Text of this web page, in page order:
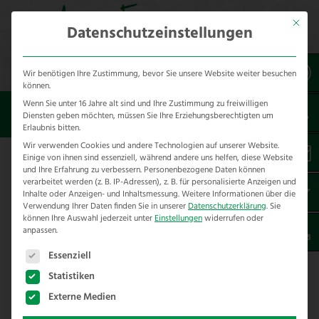
Sie sind hier:Allgemein
Zaunbauschulungen für
Zoo – Tierpark – Forstamt – Wildtierhalter
Zaunbauschulungen für Zoo –
Tierpark – Forstamt –
Wildtierhalter
Zaunbauschulungen für Zoo – Tierpark
– Forstamt – Wildtierhalter
Zaunbauschulungen für Verbände, Tierparks,
Mit
Datenschutzeinstellungen
Wir benötigen Ihre Zustimmung, bevor Sie unsere Website weiter besuchen
können.
Wenn Sie unter 16 Jahre alt sind und Ihre Zustimmung zu freiwilligen
Diensten geben möchten, müssen Sie Ihre Erziehungsberechtigten um
Erlaubnis bitten.
Wir verwenden Cookies und andere Technologien auf unserer Website.
Einige von ihnen sind essenziell, während andere uns helfen, diese Website
und Ihre Erfahrung zu verbessern. Personenbezogene Daten können
verarbeitet werden (z. B. IP-Adressen), z. B. für personalisierte Anzeigen und
Inhalte oder Anzeigen- und Inhaltsmessung.Weitere Informationen über die
Verwendung Ihrer Daten finden Sie in unsererDatenschutzerklärung. Sie
können Ihre Auswahl jederzeit unterEinstellungenwiderrufen oder
anpassen.
Es folgt eine Liste der Service-Gruppen, für die eine
Essenziell
Statistiken
Externe Medien